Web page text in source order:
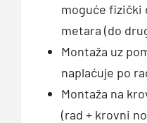
moguće fizički
metara (do
Montaža uz
naplaćuje po
Montaža na
(rad + krovni